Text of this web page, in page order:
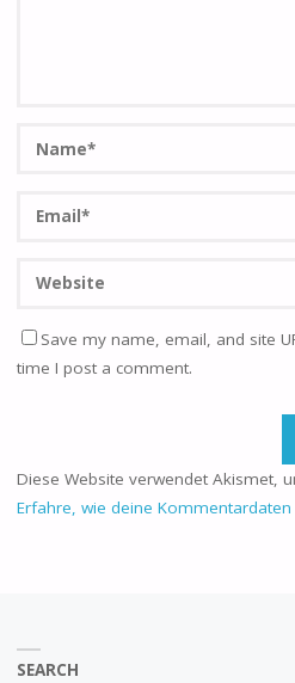
Save my name, email, and site
time I post a comment.
Diese Website verwendet Akismet,
Erfahre, wie deine
SEARCH